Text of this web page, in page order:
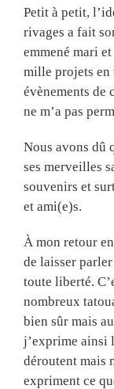
Petit à petit,
rivages a fait
emmené mari
mille projets en
évènements de
ne m’a pas
Nous avons dû
ses merveilles
souvenirs et
et ami(e)s.
À mon retour
de laisser
toute liberté.
nombreux
bien sûr mais
j’exprime ainsi
déroutent mais
expriment ce